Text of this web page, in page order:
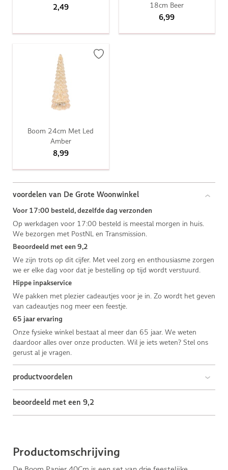
2,49
18cm Beer
6,99
Boom 24cm Met Led
Amber
8,99
voordelen van De Grote Woonwinkel
Voor 17:00 besteld, dezelfde dag verzonden
Op werkdagen voor 17:00 besteld is meestal morgen in huis.
We bezorgen met PostNL en Transmission.
Beoordeeld met een 9,2
We zijn trots op dit cijfer. Met veel zorg en enthousiasme zorgen
we er elke dag voor dat je bestelling op tijd wordt verstuurd.
Hippe inpakservice
We pakken met plezier cadeautjes voor je in. Zo wordt het geven
van cadeautjes nog meer een feestje.
65 jaar ervaring
Onze fysieke winkel bestaat al meer dan 65 jaar. We weten
daardoor alles over onze producten. Wil je iets weten? Stel ons
gerust al je vragen.
productvoordelen
beoordeeld met een 9,2
Productomschrijving